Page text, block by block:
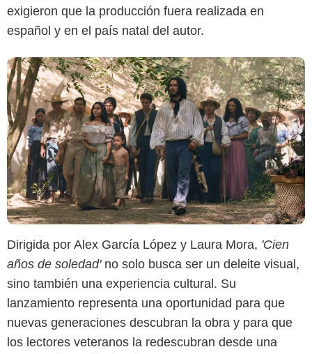
exigieron que la producción fuera realizada en
español y en el país natal del autor.
Dirigida por Alex García López y Laura Mora, 'Cien
años de soledad' no solo busca ser un deleite visual,
sino también una experiencia cultural. Su
lanzamiento representa una oportunidad para que
nuevas generaciones descubran la obra y para que
los lectores veteranos la redescubran desde una